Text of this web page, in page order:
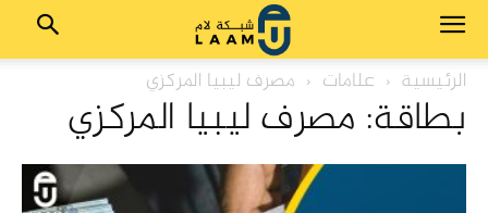
الرئيسية علامات مصرف ليبيا المركزي
بطاقة: مصرف ليبيا المركزي